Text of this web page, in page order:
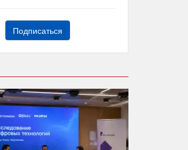
Подписаться